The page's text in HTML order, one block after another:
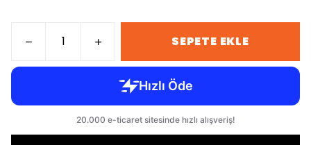
SEPETE EKLE